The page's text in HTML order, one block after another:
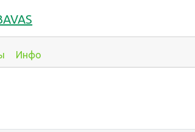
Инфо